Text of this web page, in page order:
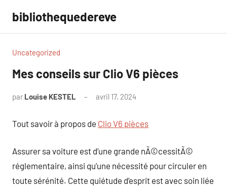
contenu
bibliothequedereve
Uncategorized
Mes conseils sur Clio V6 pièces
par Louise KESTEL avril 17, 2024
Tout savoir à propos de Clio V6 pièces
Assurer sa voiture est d’une grande nÃ©cessitÃ©
réglementaire, ainsi qu’une nécessité pour circuler en
toute sérénité. Cette quiétude d’esprit est avec soin liée